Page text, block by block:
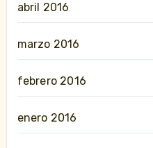
abril 2016
marzo 2016
febrero 2016
enero 2016